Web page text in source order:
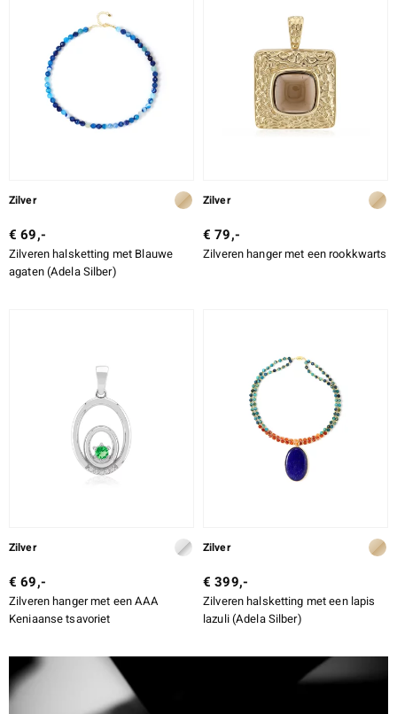
Zilver
€ 69,-
Zilveren halsketting met Blauwe
agaten (Adela Silber)
Zilver
€ 79,-
Zilveren hanger met een rookkwarts
Zilver
€ 69,-
Zilveren hanger met een AAA
Keniaanse tsavoriet
Zilver
€ 399,-
Zilveren halsketting met een lapis
lazuli (Adela Silber)